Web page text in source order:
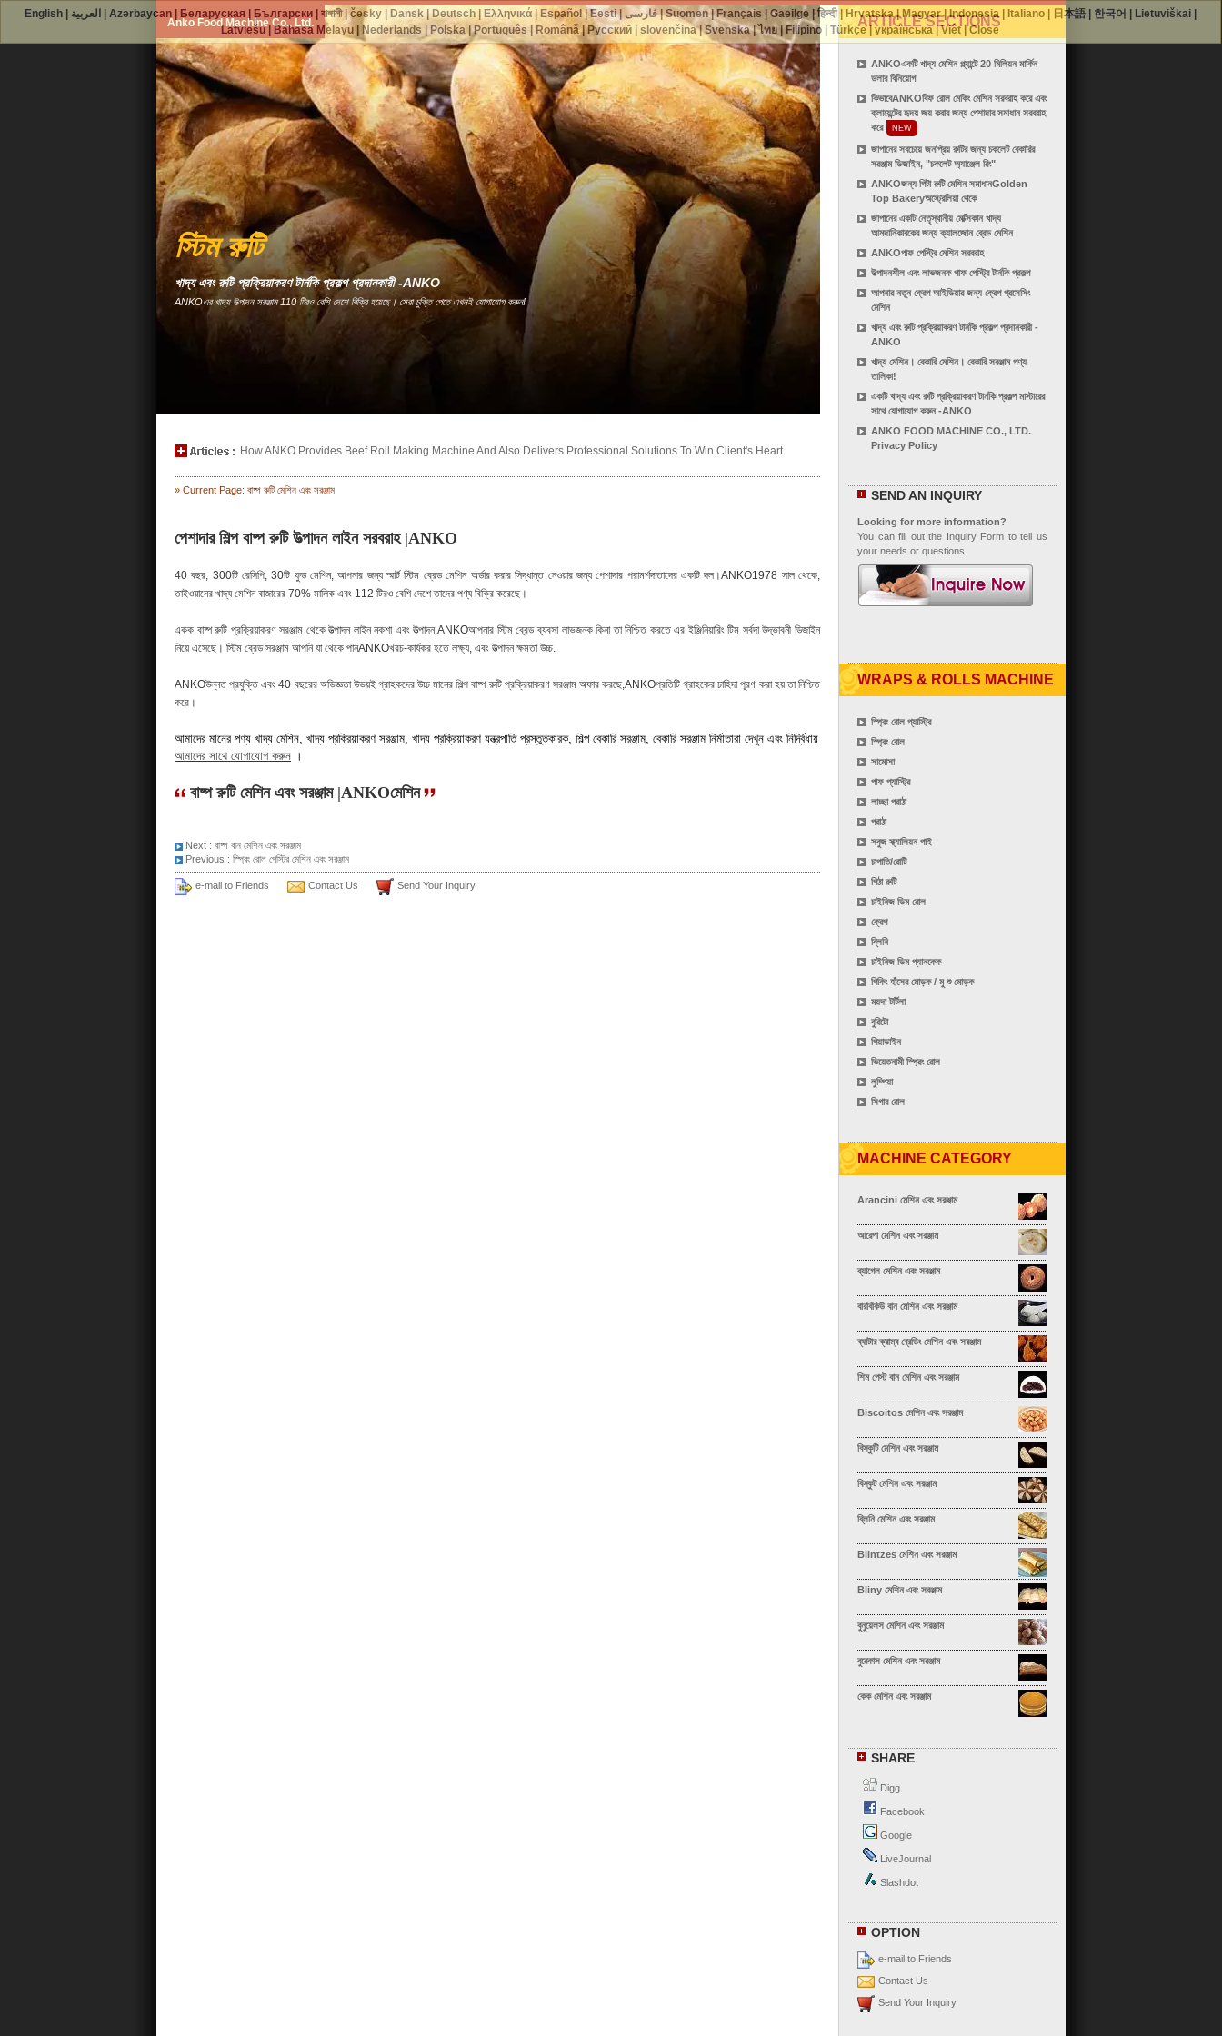
Anko Food Machine Co., Ltd.
স্টিম রুটি
খাদ্য এবং রুটি প্রক্রিয়াকরণ টার্নকি প্রকল্প প্রদানকারী -ANKO
ANKOএর খাদ্য উত্পাদন সরঞ্জাম 110 টিরও বেশি দেশে বিক্রি হয়েছে। সেরা চুক্তি পেতে এখনই যোগাযোগ করুন!
How ANKO Provides Beef Roll Making Machine And Also Delivers Professional Solutions To Win Client's Heart
» Current Page: বাষ্প রুটি মেশিন এবং সরঞ্জাম
পেশাদার শিল্প বাষ্প রুটি উত্পাদন লাইন সরবরাহ |ANKO
40 বছর, 300টি রেসিপি, 30টি ফুড মেশিন, আপনার জন্য স্মার্ট স্টিম ব্রেড মেশিন অর্ডার করার সিদ্ধান্ত নেওয়ার জন্য পেশাদার পরামর্শদাতাদের একটি দল।ANKO1978 সাল থেকে,
তাইওয়ানের খাদ্য মেশিন বাজারের 70% মালিক এবং 112 টিরও বেশি দেশে তাদের পণ্য বিক্রি করেছে।
একক বাষ্প রুটি প্রক্রিয়াকরণ সরঞ্জাম থেকে উত্পাদন লাইন নকশা এবং উত্পাদন,ANKOআপনার স্টিম ব্রেড ব্যবসা লাভজনক কিনা তা নিশ্চিত করতে এর ইঞ্জিনিয়ারিং টিম সর্বদা উদ্ভাবনী ডিজাইন
নিয়ে এসেছে। স্টিম ব্রেড সরঞ্জাম আপনি যা থেকে পানANKOখরচ-কার্যকর হতে লক্ষ্য, এবং উত্পাদন ক্ষমতা উচ্চ.
ANKOউন্নত প্রযুক্তি এবং 40 বছরের অভিজ্ঞতা উভয়ই গ্রাহকদের উচ্চ মানের শিল্প বাষ্প রুটি প্রক্রিয়াকরণ সরঞ্জাম অফার করছে,ANKOপ্রতিটি গ্রাহকের চাহিদা পূরণ করা হয় তা নিশ্চিত
করে।
আমাদের মানের পণ্য খাদ্য মেশিন, খাদ্য প্রক্রিয়াকরণ সরঞ্জাম, খাদ্য প্রক্রিয়াকরণ যন্ত্রপাতি প্রস্তুতকারক, শিল্প বেকারি সরঞ্জাম, বেকারি সরঞ্জাম নির্মাতারা দেখুন এবং নির্দ্বিধায়
আমাদের সাথে যোগাযোগ করুন ।
বাষ্প রুটি মেশিন এবং সরঞ্জাম |ANKOমেশিন
Next : বাষ্প বান মেশিন এবং সরঞ্জাম
Previous : স্প্রিং রোল পেস্ট্রি মেশিন এবং সরঞ্জাম
e-mail to Friends Contact Us Send Your Inquiry
ARTICLE SECTIONS
ANKOএকটি খাদ্য মেশিন প্ল্যান্টে 20 মিলিয়ন মার্কিন
ডলার বিনিয়োগ
কিভাবেANKOবিফ রোল মেকিং মেশিন সরবরাহ করে এবং
ক্লায়েন্টের হৃদয় জয় করার জন্য পেশাদার সমাধান সরবরাহ
করে
NEW
জাপানের সবচেয়ে জনপ্রিয় রুটির জন্য চকলেট বেকারির
সরঞ্জাম ডিজাইন, "চকলেট অ্যাঞ্জেল রিং"
ANKOজন্য পিটা রুটি মেশিন সমাধানGolden
Top Bakeryঅস্ট্রেলিয়া থেকে
জাপানের একটি নেতৃস্থানীয় মেক্সিকান খাদ্য
আমদানিকারকের জন্য ক্যালজোন ব্রেড মেশিন
ANKOপাফ পেস্ট্রি মেশিন সরবরাহ
উত্পাদনশীল এবং লাভজনক পাফ পেস্ট্রি টার্নকি প্রকল্প
আপনার নতুন ক্রেপ আইডিয়ার জন্য ক্রেপ প্রসেসিং
মেশিন
খাদ্য এবং রুটি প্রক্রিয়াকরণ টার্নকি প্রকল্প প্রদানকারী -
ANKO
খাদ্য মেশিন। বেকারি মেশিন। বেকারি সরঞ্জাম পণ্য
তালিকা!
একটি খাদ্য এবং রুটি প্রক্রিয়াকরণ টার্নকি প্রকল্প মাস্টারের
সাথে যোগাযোগ করুন -ANKO
ANKO FOOD MACHINE CO., LTD.
Privacy Policy
SEND AN INQUIRY
Looking for more information?
You can fill out the Inquiry Form to tell us
your needs or questions.
WRAPS & ROLLS MACHINE
স্প্রিং রোল প্যাস্ট্রি
স্প্রিং রোল
সামোসা
পাফ প্যাস্ট্রি
লাচ্ছা পরাঠা
পরাঠা
সবুজ স্ক্যালিয়ন পাই
চাপাতি/রোটি
পিঠা রুটি
চাইনিজ ডিম রোল
ক্রেপ
ব্লিনি
চাইনিজ ডিম প্যানকেক
পিকিং হাঁসের মোড়ক / মু শু মোড়ক
ময়দা টর্টিলা
বুরিটো
পিয়াডাইন
ভিয়েতনামী স্প্রিং রোল
লুম্পিয়া
সিগার রোল
MACHINE CATEGORY
Arancini মেশিন এবং সরঞ্জাম
আরেপা মেশিন এবং সরঞ্জাম
ব্যাগেল মেশিন এবং সরঞ্জাম
বারবিকিউ বান মেশিন এবং সরঞ্জাম
ব্যাটার ক্রাম্ব ব্রেডিং মেশিন এবং সরঞ্জাম
শিম পেস্ট বান মেশিন এবং সরঞ্জাম
Biscoitos মেশিন এবং সরঞ্জাম
বিস্কুটি মেশিন এবং সরঞ্জাম
বিস্কুট মেশিন এবং সরঞ্জাম
ব্লিনি মেশিন এবং সরঞ্জাম
Blintzes মেশিন এবং সরঞ্জাম
Bliny মেশিন এবং সরঞ্জাম
বুনুয়েলস মেশিন এবং সরঞ্জাম
বুরেকাস মেশিন এবং সরঞ্জাম
কেক মেশিন এবং সরঞ্জাম
চা সিউ বাও মেশিন এবং সরঞ্জাম
চাও ঝাউ ডাম্পলিং মেশিন এবং সরঞ্জাম
চাপাতি মেশিন এবং সরঞ্জাম
পনির সামোসা মেশিন এবং সরঞ্জাম
চকোলেট ক্রিঙ্কল মেশিন এবং সরঞ্জাম
SHARE
Digg
Facebook
Google
LiveJournal
Slashdot
OPTION
e-mail to Friends
Contact Us
Send Your Inquiry
English| العربية Azərbaycan| Беларуская Български| বাঙ্গালী|česky| Dansk|Deutsch| Ελληνικά| Español |Eesti| فارسی|Suomen|Français Gaeilge|हिन्दी| Hrvatska| Magyar|Indonesia| Italiano| 日本語| 한국어 Lietuviškai|
Latviešu|Bahasa Melayu Nederlands Polska|Português Română|Русский |slovenčina|Svenska|ไทย | Filipino |Türkçe|українська|Việt|Close